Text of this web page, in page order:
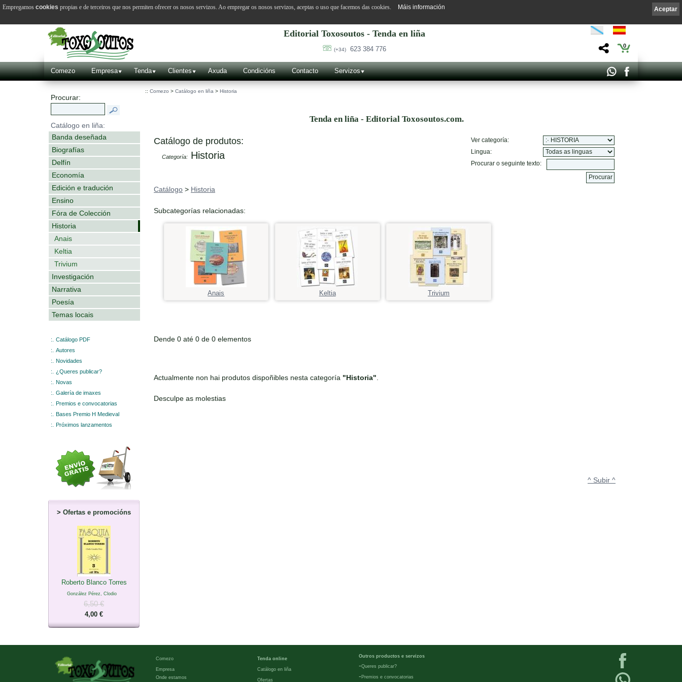
Editorial Toxosoutos - Tenda en liña
(+34) 623 384 776 0
Comezo Empresa Tenda Clientes Axuda Condicións Contacto Servizos
Procurar:
Catálogo en liña:
Banda deseñada
Biografías
Delfín
Economía
Edición e tradución
Ensino
Fóra de Colección
Historia
Anais
Keltia
Trivium
Investigación
Narrativa
Poesía
Temas locais
:.
Catálogo PDF
:.
Autores
:.
Novidades
:.
¿Queres publicar?
:.
Novas
:.
Galería de imaxes
:.
Premios e convocatorias
:.
Bases Premio H Medieval
:.
Próximos lanzamentos
> Ofertas e promocións
Roberto Blanco Torres
González Pérez, Clodio
6,50 €
4,00 €
:: Comezo > Catálogo en liña > Historia
Tenda en liña - Editorial Toxosoutos.com.
Catálogo de produtos:
Categoría: Historia
Ver categoría:
Lingua:
Procurar o seguinte texto:
Catálogo > Historia
Subcategorías relacionadas:
Anais Keltia Trivium
Dende 0 até 0 de 0 elementos
Actualmente non hai produtos dispoñibles nesta categoría "Historia"
Desculpe as molestias
^ Subir ^
Comezo
Empresa
Onde estamos
Tenda online
Catálogo en liña
Ofertas
Outros productos e servizos
-Queres publicar?
- Premios e convocatorias
Aceptar
Empregamos cookies propias e de terceiros que nos permiten ofrecer os nosos servizos. Ao empregar os nosos servizos, aceptas o uso que facemos das cookies. Máis información